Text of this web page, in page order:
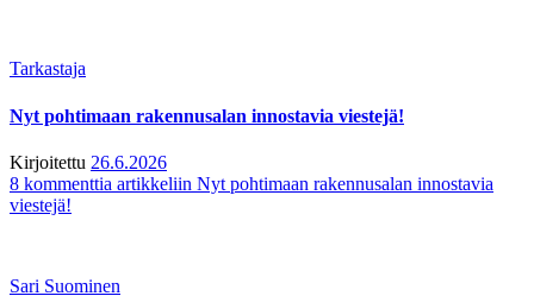
Tarkastaja
Nyt pohtimaan rakennusalan innostavia viestejä!
Kirjoitettu 26.6.2026
8 kommenttia artikkeliin Nyt pohtimaan rakennusalan innostavia
viestejä!
Sari Suominen